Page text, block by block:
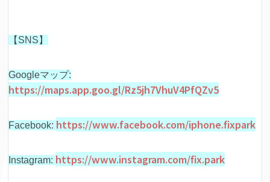
【SNS】
Googleマップ:
https://maps.app.goo.gl/Rz5jh7VhuV4PfQZv5
Facebook: https://www.facebook.com/iphone.fixpark
Instagram: https://www.instagram.com/fix.park